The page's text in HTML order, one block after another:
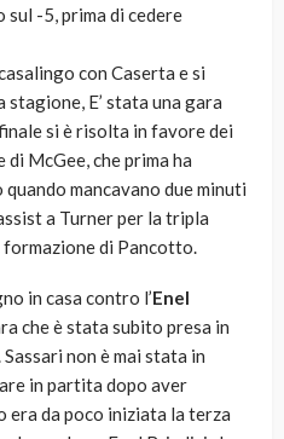
-5, prima di cedere
con Caserta e si
E’ stata una gara
si è risolta in favore dei
McGee, che prima ha
mancavano due minuti
a Turner per la tripla
di Pancotto.
in casa contro l’Enel
che è stata subito presa in
non è mai stata in
in partita dopo aver
era da poco iniziata la terza